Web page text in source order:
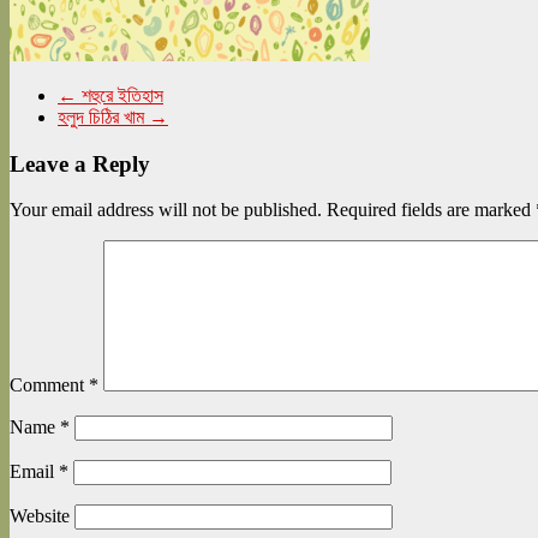
← শহুরে ইতিহাস
হলুদ চিঠির খাম →
Leave a Reply
Your email address will not be published. Required fields are marked
Comment *
Name *
Email *
Website